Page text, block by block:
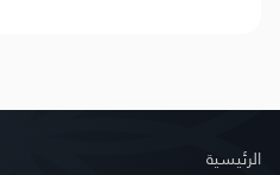
الرئيسية